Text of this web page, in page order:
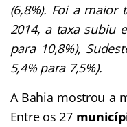
(6,8%). Foi a
2014, a taxa subiu
para 10,8%),
5,4% para 7,5%).
A Bahia mostrou a
Entre os 27